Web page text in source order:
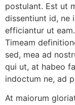
postulant. Est ut
dissentiunt id, ne
efficiantur ut
Timeam
sed, mea ad
qui ut, at habeo
indoctum ne, ad
At maiorum